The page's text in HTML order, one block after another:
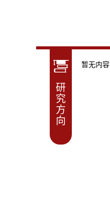
研
究
方
向
暂无内容